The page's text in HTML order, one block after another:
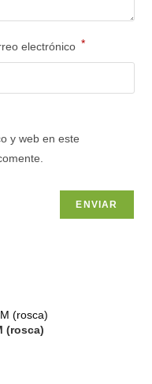
electrónico *
y web en este
(rosca)